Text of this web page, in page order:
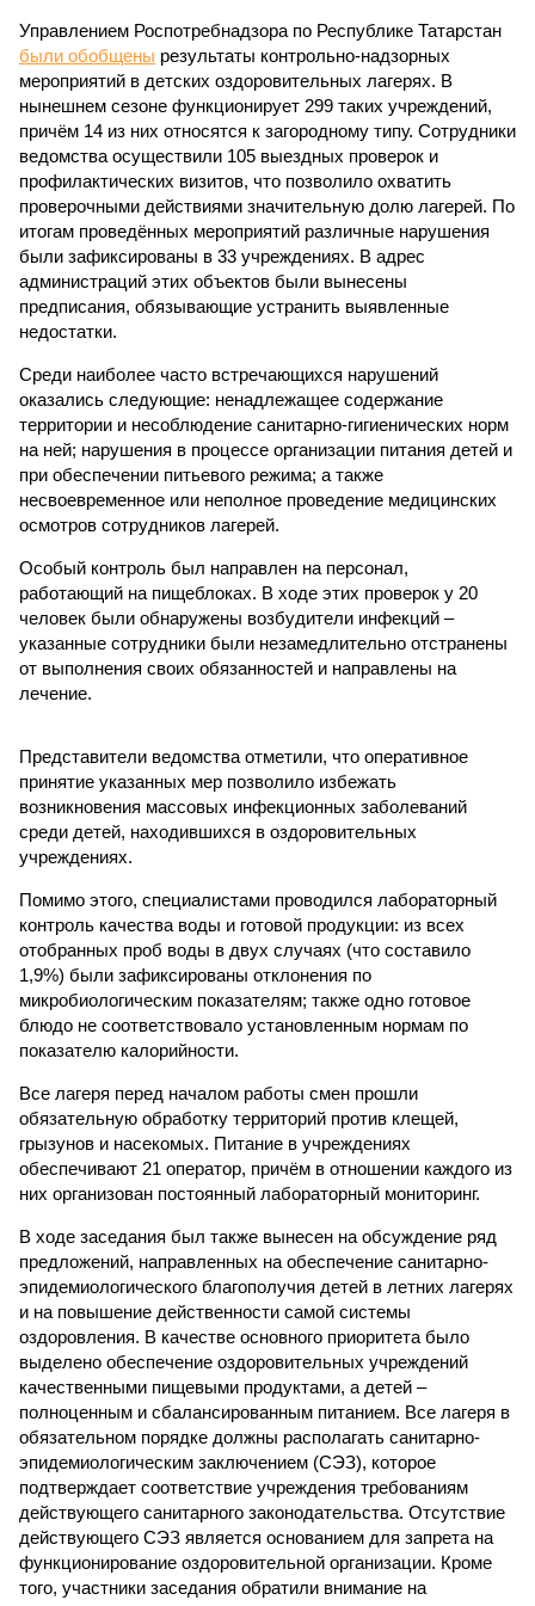
Управлением Роспотребнадзора по Республике Татарстан
были обобщены результаты контрольно-надзорных
мероприятий в детских оздоровительных лагерях. В
нынешнем сезоне функционирует 299 таких учреждений,
причём 14 из них относятся к загородному типу. Сотрудники
ведомства осуществили 105 выездных проверок и
профилактических визитов, что позволило охватить
проверочными действиями значительную долю лагерей. По
итогам проведённых мероприятий различные нарушения
были зафиксированы в 33 учреждениях. В адрес
администраций этих объектов были вынесены
предписания, обязывающие устранить выявленные
недостатки.
Среди наиболее часто встречающихся нарушений
оказались следующие: ненадлежащее содержание
территории и несоблюдение санитарно-гигиенических норм
на ней; нарушения в процессе организации питания детей и
при обеспечении питьевого режима; а также
несвоевременное или неполное проведение медицинских
осмотров сотрудников лагерей.
Особый контроль был направлен на персонал,
работающий на пищеблоках. В ходе этих проверок у 20
человек были обнаружены возбудители инфекций –
указанные сотрудники были незамедлительно отстранены
от выполнения своих обязанностей и направлены на
лечение.
Представители ведомства отметили, что оперативное
принятие указанных мер позволило избежать
возникновения массовых инфекционных заболеваний
среди детей, находившихся в оздоровительных
учреждениях.
Помимо этого, специалистами проводился лабораторный
контроль качества воды и готовой продукции: из всех
отобранных проб воды в двух случаях (что составило
1,9%) были зафиксированы отклонения по
микробиологическим показателям; также одно готовое
блюдо не соответствовало установленным нормам по
показателю калорийности.
Все лагеря перед началом работы смен прошли
обязательную обработку территорий против клещей,
грызунов и насекомых. Питание в учреждениях
обеспечивают 21 оператор, причём в отношении каждого из
них организован постоянный лабораторный мониторинг.
В ходе заседания был также вынесен на обсуждение ряд
предложений, направленных на обеспечение санитарно-
эпидемиологического благополучия детей в летних лагерях
и на повышение действенности самой системы
оздоровления. В качестве основного приоритета было
выделено обеспечение оздоровительных учреждений
качественными пищевыми продуктами, а детей –
полноценным и сбалансированным питанием. Все лагеря в
обязательном порядке должны располагать санитарно-
эпидемиологическим заключением (СЭЗ), которое
подтверждает соответствие учреждения требованиям
действующего санитарного законодательства. Отсутствие
действующего СЭЗ является основанием для запрета на
функционирование оздоровительной организации. Кроме
того, участники заседания обратили внимание на